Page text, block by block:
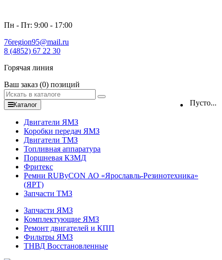
Пн - Пт: 9:00 - 17:00
76region95@mail.ru
8 (4852) 67 22 30
Горячая линия
Ваш заказ (0) позиций
Пусто...
Каталог
Двигатели ЯМЗ
Коробки передач ЯМЗ
Двигатели ТМЗ
Топливная аппаратура
Поршневая КЗМД
Фритекс
Ремни RUByCON АО «Ярославль-Резинотехника»
(ЯРТ)
Запчасти ТМЗ
Запчасти ЯМЗ
Комплектующие ЯМЗ
Ремонт двигателей и КПП
Фильтры ЯМЗ
ТНВД Восстановленные